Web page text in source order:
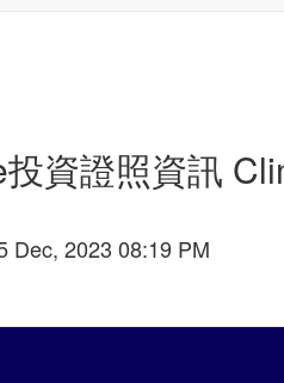
資證照資訊
Dec, 2023 08:19 PM